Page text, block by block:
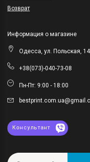
Возврат
Информация о магазине
Одесса, ул. Польская, 14
+38(073)-040-73-08
Пн-Пт: 9:00 - 18:00
Консультант